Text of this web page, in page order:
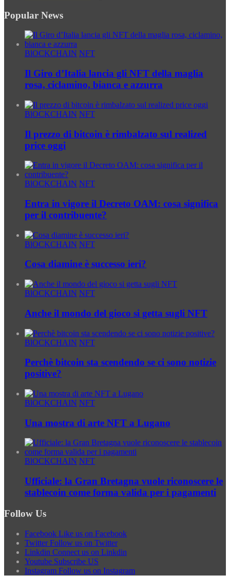
Popular News
BlOCKCHAIN NFT
Il Giro d’Italia lancia gli NFT della maglia
rosa, ciclamino, bianca e azzurra
BlOCKCHAIN NFT
Il prezzo di bitcoin è rimbalzato sul realized
price oggi
BlOCKCHAIN NFT
Entra in vigore il Decreto OAM: cosa significa
per il contribuente?
BlOCKCHAIN NFT
Cosa diamine è successo ieri?
BlOCKCHAIN NFT
Anche il mondo del gioco si getta sugli NFT
BlOCKCHAIN NFT
Perchè bitcoin sta scendendo se ci sono notizie
positive?
BlOCKCHAIN NFT
Una mostra di arte NFT a Lugano
BlOCKCHAIN NFT
Ufficiale: la Gran Bretagna vuole riconoscere le
stablecoin come forma valida per i pagamenti
Follow Us
Facebook Like us on Facebook
Twitter Follow us on Twitter
Linkdin Connect us on Linkdin
Youtube Subscribe US
Instagram Follow us on Instagram